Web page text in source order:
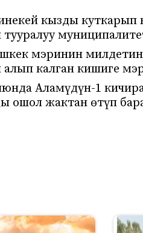
кызды куткарып
мэринин
калган кишиге
Аламүдүн-1
ошол жактан өтүп